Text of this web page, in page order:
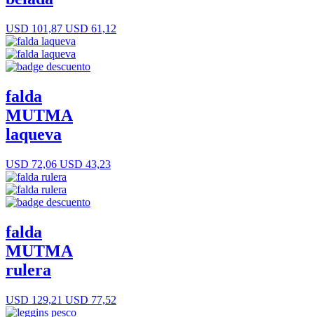
USD 101,87 USD 61,12
falda
MUTMA
laqueva
USD 72,06 USD 43,23
falda
MUTMA
rulera
USD 129,21 USD 77,52